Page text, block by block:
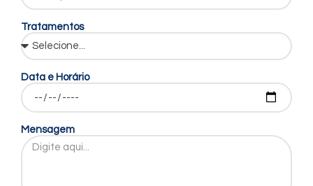
Tratamentos
Data e Horário
Mensagem